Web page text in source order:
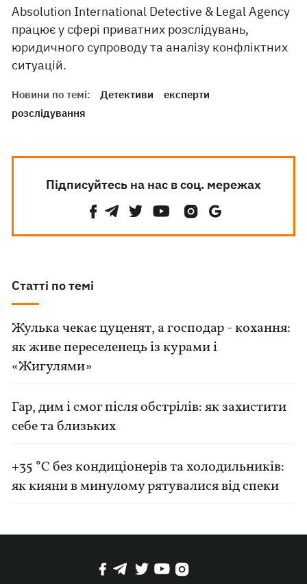
Absolution International Detective & Legal Agency
працює у сфері приватних розслідувань,
юридичного супроводу та аналізу конфліктних
ситуацій.
Новини по темі: Детективи
експерти
розслідування
Підписуйтесь на нас в соц. мережах
Статті по темі
Жулька чекає цуценят, а господар - кохання:
як живе переселенець із курами і
«Жигулями»
Гар, дим і смог після обстрілів: як захистити
себе та близьких
+35 °C без кондиціонерів та холодильників:
як кияни в минулому рятувалися від спеки